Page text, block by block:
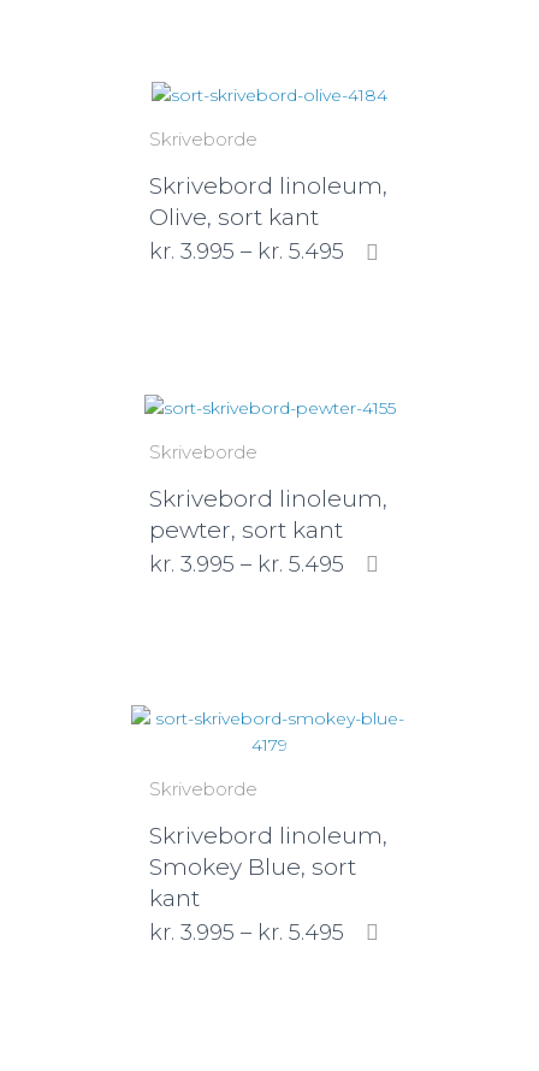
Skriveborde
Skrivebord linoleum,
Olive, sort kant
kr. 3.995 – kr. 5.495
Skriveborde
Skrivebord linoleum,
pewter, sort kant
kr. 3.995 – kr. 5.495
Skriveborde
Skrivebord linoleum,
Smokey Blue, sort
kant
kr. 3.995 – kr. 5.495